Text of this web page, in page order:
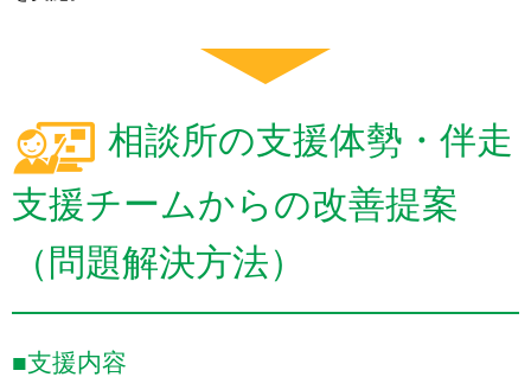
相談所の支援体勢・伴走
支援チームからの改善提案
（問題解決方法）
■支援内容